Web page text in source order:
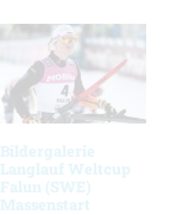
Bildergalerie
Langlauf Weltcup
Falun (SWE)
Massenstart